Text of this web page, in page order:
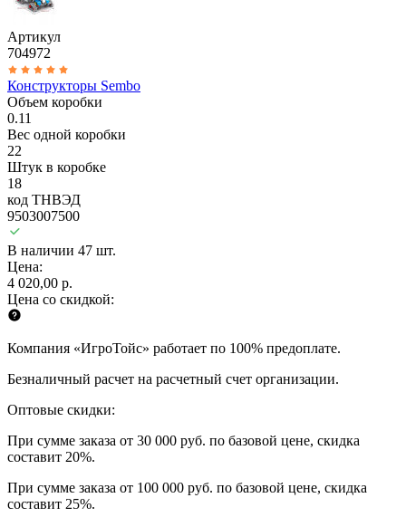
Артикул
704972
Конструкторы Sembo
Объем коробки
0.11
Вес одной коробки
22
Штук в коробке
18
код ТНВЭД
9503007500
В наличии 47 шт.
Цена:
4 020,00 р.
Цена со скидкой:
Компания «ИгроТойс» работает по 100% предоплате.
Безналичный расчет на расчетный счет организации.
Оптовые скидки:
При сумме заказа от 30 000 руб. по базовой цене, скидка
составит 20%.
При сумме заказа от 100 000 руб. по базовой цене, скидка
составит 25%.